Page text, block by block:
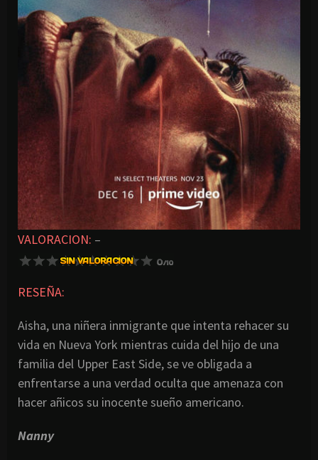
VALORACION: –
RESEÑA:
Aisha, una niñera inmigrante que intenta rehacer su
vida en Nueva York mientras cuida del hijo de una
familia del Upper East Side, se ve obligada a
enfrentarse a una verdad oculta que amenaza con
hacer añicos su inocente sueño americano.
Nanny